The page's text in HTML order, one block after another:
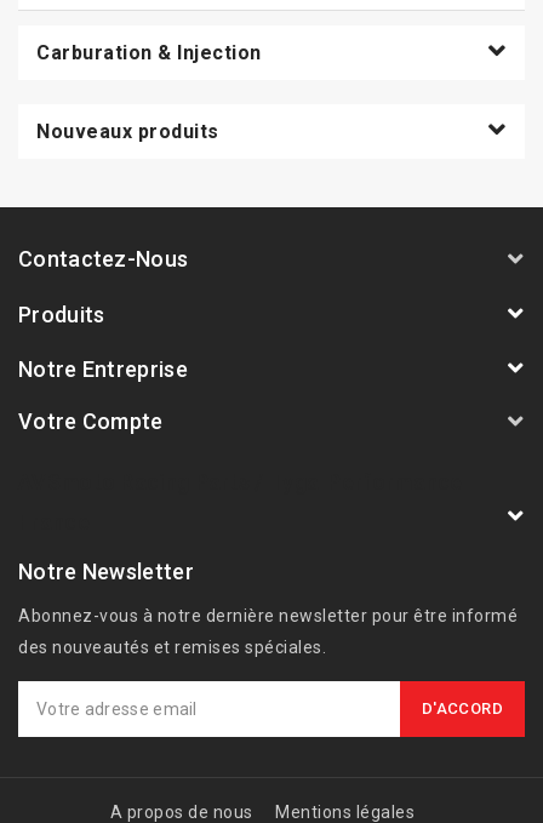
Carburation & Injection
Nouveaux produits
Contactez-Nous
Produits
Notre Entreprise
Votre Compte
Notre Newsletter
Abonnez-vous à notre dernière newsletter pour être informé
des nouveautés et remises spéciales.
A propos de nous Mentions légales